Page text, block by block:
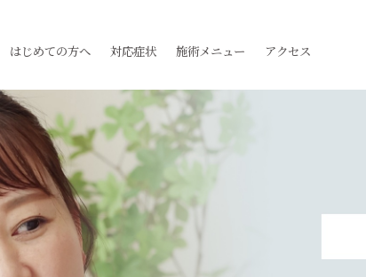
はじめての方へ 対応症状 施術メニュー アクセス